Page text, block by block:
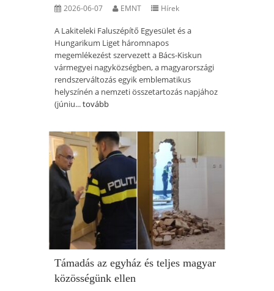
2026-06-07 EMNT Hírek
A Lakiteleki Faluszépítő Egyesület és a
Hungarikum Liget háromnapos
megemlékezést szervezett a Bács-Kiskun
vármegyei nagyközségben, a magyarországi
rendszerváltozás egyik emblematikus
helyszínén a nemzeti összetartozás napjához
(júniu...tovább
Támadás az egyház és teljes magyar
közösségünk ellen